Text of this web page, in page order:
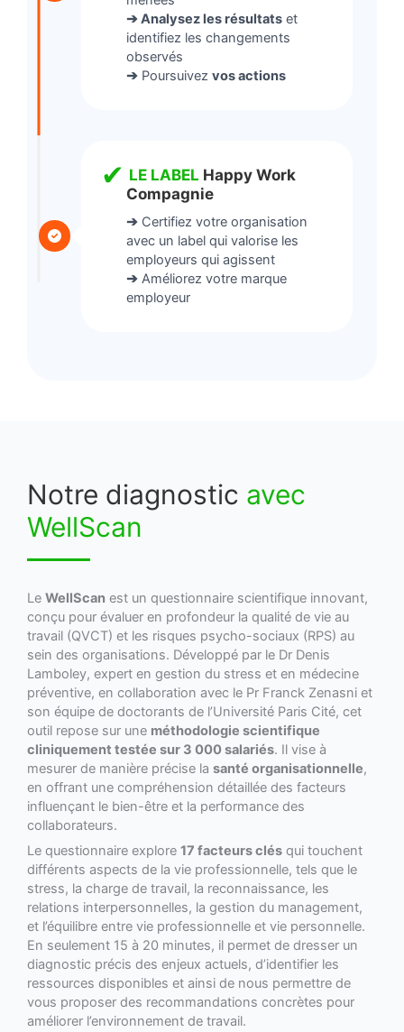
➔ Analysez les résultatset
identifiez les changements
observés
➔Poursuivez vos actions
✔ LE LABEL Happy Work
Compagnie
➔Certifiez votre organisation
avec un label qui valorise les
employeurs qui agissent
➔Améliorez votre marque
employeur
Notre diagnostic avec
WellScan
Le WellScan est un questionnaire scientifique innovant,
conçu pour évaluer en profondeur la qualité de vie au
travail (QVCT) et les risques psycho-sociaux (RPS) au
sein des organisations. Développé par le Dr Denis
Lamboley, expert en gestion du stress et en médecine
préventive, en collaboration avec le Pr Franck Zenasni et
son équipe de doctorants de l’Université Paris Cité, cet
outil repose sur une méthodologie scientifique
cliniquement testée sur 3 000 salariés. Il vise à
mesurer de manière précise la santé organisationnelle,
en offrant une compréhension détaillée des facteurs
influençant le bien-être et la performance des
collaborateurs.
Le questionnaire explore 17 facteurs clés qui touchent
différents aspects de la vie professionnelle, tels que le
stress, la charge de travail, la reconnaissance, les
relations interpersonnelles, la gestion du management,
et l’équilibre entre vie professionnelle et vie personnelle.
En seulement 15 à 20 minutes, il permet de dresser un
diagnostic précis des enjeux actuels, d’identifier les
ressources disponibles et ainsi de nous permettre de
vous proposer des recommandations concrètes pour
améliorer l’environnement de travail.